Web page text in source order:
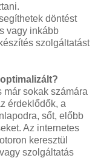
döntést
vagy inkább
szolgáltatást
sokak számára
érdeklődők, a
sőt, előbb
Az internetes
keresztül
szolgáltatás